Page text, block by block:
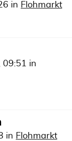
in Flohmarkt
09:51 in
in Flohmarkt